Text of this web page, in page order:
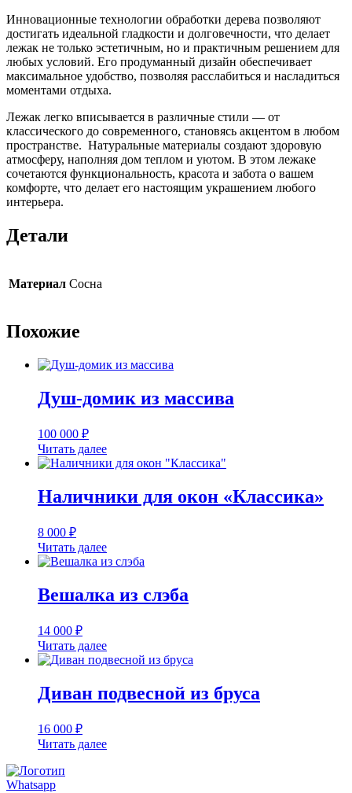
Инновационные технологии обработки дерева позволяют
достигать идеальной гладкости и долговечности, что делает
лежак не только эстетичным, но и практичным решением для
любых условий. Его продуманный дизайн обеспечивает
максимальное удобство, позволяя расслабиться и насладиться
моментами отдыха.
Лежак легко вписывается в различные стили — от
классического до современного, становясь акцентом в любом
пространстве. Натуральные материалы создают здоровую
атмосферу, наполняя дом теплом и уютом. В этом лежаке
сочетаются функциональность, красота и забота о вашем
комфорте, что делает его настоящим украшением любого
интерьера.
Детали
Материал Сосна
Похожие
Душ-домик из массива
100 000 ₽
Читать далее
Наличники для окон «Классика»
8 000 ₽
Читать далее
Вешалка из слэба
14 000 ₽
Читать далее
Диван подвесной из бруса
16 000 ₽
Читать далее
Whatsapp